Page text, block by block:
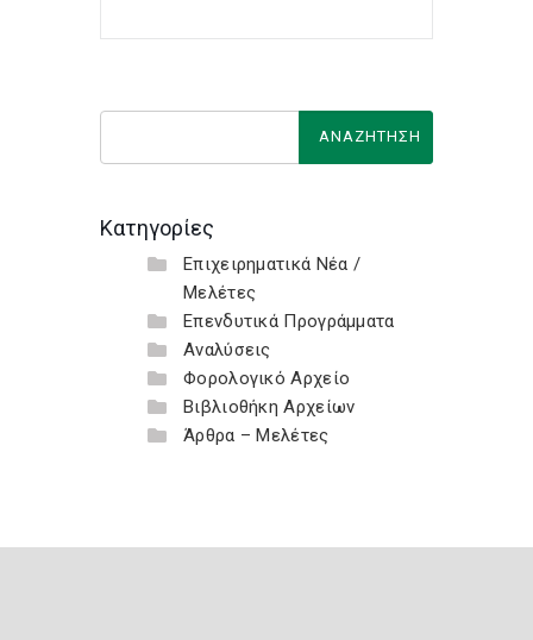
Κατηγορίες
Επιχειρηματικά Νέα /
Μελέτες
Επενδυτικά Προγράμματα
Αναλύσεις
Φορολογικό Αρχείο
Βιβλιοθήκη Αρχείων
Άρθρα – Μελέτες